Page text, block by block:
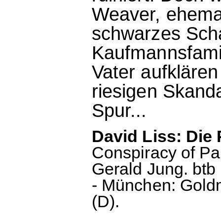
Weaver,
schwarzes
Vater
riesigen
Spur...
David Liss: Die
Conspiracy of
Gerald Jung.
- München:
(D).